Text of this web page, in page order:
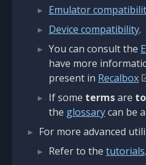
Emulator
Device compatibility.
You can consult the
have more
present in Recalbox
If some termsare
the glossarycan be a
For more advanced
Refer to the tutorials.